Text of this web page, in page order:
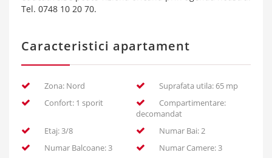
Tel. 0748 10 20 70.
Caracteristici apartament
Zona: Nord
Suprafata utila: 65 mp
Confort: 1 sporit
Compartimentare:
decomandat
Etaj: 3/8
Numar Bai: 2
Numar Balcoane: 3
Numar Camere: 3